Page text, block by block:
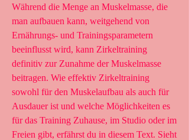
Während die Menge an Muskelmasse, die
man aufbauen kann, weitgehend von
Ernährungs- und Trainingsparametern
beeinflusst wird, kann Zirkeltraining
definitiv zur Zunahme der Muskelmasse
beitragen. Wie effektiv Zirkeltraining
sowohl für den Muskelaufbau als auch für
Ausdauer ist und welche Möglichkeiten es
für das Training Zuhause, im Studio oder im
Freien gibt, erfährst du in diesem Text. Sieht